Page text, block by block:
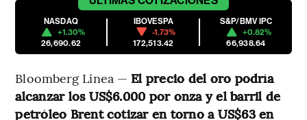
NASDAQ
+1.30%
26,690.62
IBOVESPA
-1.73%
172,513.42
S&P/BMV IPC
+0.82%
66,938.64
Bloomberg Línea — El precio del oro podría
alcanzar los US$6.000 por onza y el barril de
petróleo Brent cotizar en torno a US$63 en